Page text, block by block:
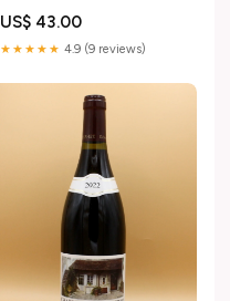
US$ 43.00
★★★★★ 4.9 (9 reviews)